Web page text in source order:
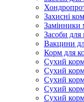
Захисні
Замінники
Засоби для
Вакцини
Корм для
Сухий корм
Сухий
Сухий корм
Сухий корм
Сухий